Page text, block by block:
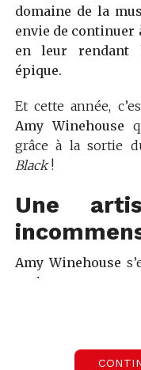
domaine de la
envie de continuer
en leur rendant
épique.
Et cette année,
Amy Winehouse
grâce à la sortie
Black!
Une
Amy Winehouse
seulement
plein cœur et de